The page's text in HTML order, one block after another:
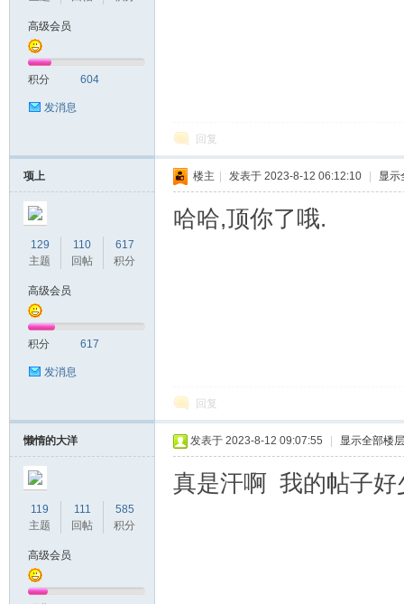
高级会员
积分 604
发消息
回复
项上
129
主题
110
回帖
617
积分
高级会员
积分 617
发消息
楼主 发表于 2023-8-12 06:12:10 显示
哈哈,顶你了哦.
回复
懒惰的大洋
119
主题
111
回帖
585
积分
高级会员
发表于 2023-8-12 09:07:55 显示全部楼层
真是汗啊 我的帖子